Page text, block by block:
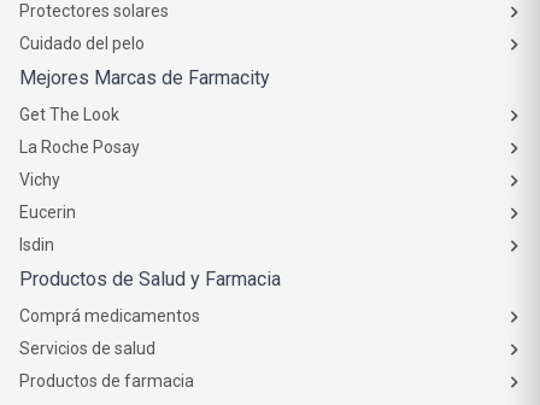
Protectores solares
Cuidado del pelo
Mejores Marcas de Farmacity
Get The Look
La Roche Posay
Vichy
Eucerin
Isdin
Productos de Salud y Farmacia
Comprá medicamentos
Servicios de salud
Productos de farmacia